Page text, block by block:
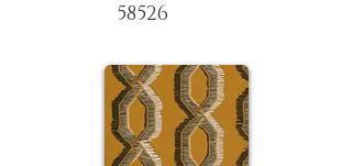
58526